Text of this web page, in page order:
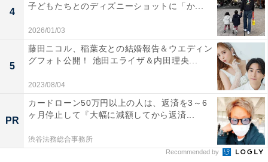
4
子どもたちとのディズニーショットに「か...
2026/01/03
5
藤田ニコル、稲葉友との結婚報告＆ウエディン
グフォト公開！ 池田エライザ＆内田理央...
2023/08/04
PR
カードローン50万円以上の人は、返済を3～6
ヶ月停止して『大幅に減額してから返済...
渋谷法務総合事務所
Recommended by